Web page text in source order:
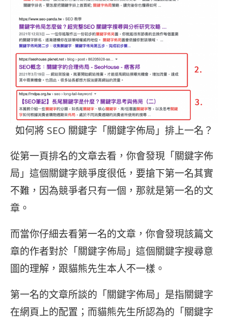
如何將 SEO 關鍵字「關鍵字佈局」排上一名？
從第一頁排名的文章去看，你會發現「關鍵字佈
局」這個關鍵字競爭度很低，要搶下第一名其實
不難，因為競爭者只有一個，那就是第一名的文
章。
而當你仔細去看第一名的文章，你會發現該篇文
章的作者對於「關鍵字佈局」這個關鍵字搜尋意
圖的理解，跟貓熊先生本人不一樣。
第一名的文章所談的「關鍵字佈局」是指關鍵字
在網頁上的配置；而貓熊先生所認為的「關鍵字